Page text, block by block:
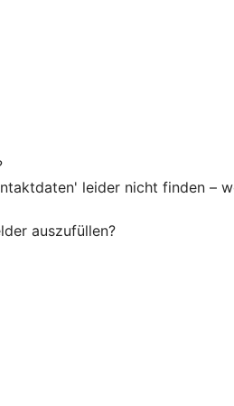
leider nicht finden –
auszufüllen?